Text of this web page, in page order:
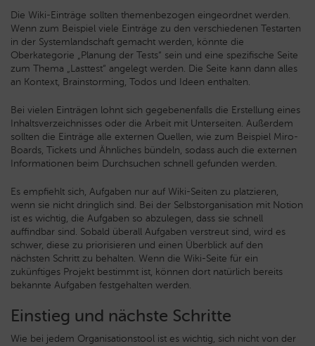
Die Wiki-Einträge sollten themenbezogen eingeordnet werden.
Wenn zum Beispiel viele Einträge zu den verschiedenen Testarten
in der Systemlandschaft gemacht werden, könnte die
Oberkategorie „Planung der Tests“ sein und eine spezifische Seite
zum Thema „Lasttest“ angelegt werden. Die Seite kann dann alles
an Kontext, Brainstorming, Todos und Ideen enthalten.
Bei vielen Einträgen lohnt sich gegebenenfalls die Erstellung eines
Inhaltsverzeichnisses oder die Arbeit mit Unterseiten. Außerdem
sollten die Einträge alle externen Quellen, wie zum Beispiel Miro-
Boards, Tickets und Ähnliches bündeln, sodass auch die externen
Informationen beim Durchsuchen schnell gefunden werden.
Es empfiehlt sich, Aufgaben nur auf Wiki-Seiten zu platzieren,
wenn sie nicht dringlich sind. Bei der Selbstorganisation mit Notion
ist es wichtig, die Aufgaben so abzulegen, dass sie schnell
auffindbar sind. Sobald überall Aufgaben verstreut sind, wird es
schwer, diese zu priorisieren und einen Überblick auf den
nächsten Schritt zu behalten. Wenn die Wiki-Seite für ein
zukünftiges Projekt bestimmt ist, können dort natürlich bereits
bekannte Aufgaben festgehalten werden.
Einstieg und nächste Schritte
Wie bei jedem Organisationstool ist es wichtig, sich nicht von der